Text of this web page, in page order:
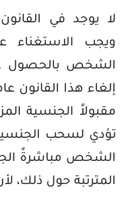
لا يوجد في
ويجب الاستغناء
الشخص بالحصول
مقبولاً الجنسية
تؤدي لسحب الجنسية
الشخص مباشرةً
المترتبة حول ذلك،